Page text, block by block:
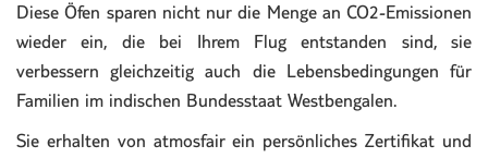
Diese Öfen sparen nicht nur die Menge an CO2-Emissionen
wieder ein, die bei Ihrem Flug entstanden sind, sie
verbessern gleichzeitig auch die Lebensbedingungen für
Familien im indischen Bundesstaat Westbengalen.
Sie erhalten von atmosfair ein persönliches Zertifikat und